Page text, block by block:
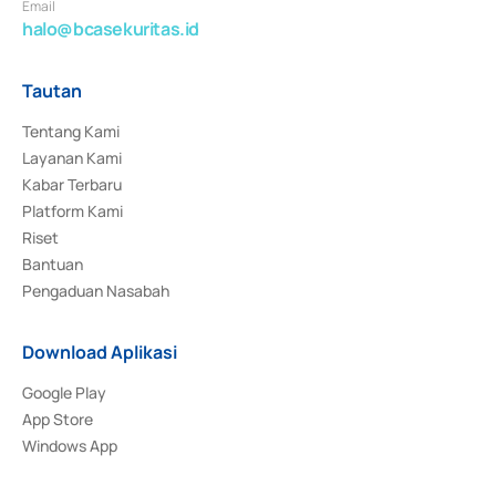
Email
halo@bcasekuritas.id
Tautan
Tentang Kami
Layanan Kami
Kabar Terbaru
Platform Kami
Riset
Bantuan
Pengaduan Nasabah
Download Aplikasi
Google Play
App Store
Windows App